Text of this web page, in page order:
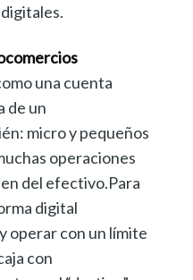
una cuenta
de un
micro y pequeños
operaciones
del efectivo.Para
digital
operar con un límite
con